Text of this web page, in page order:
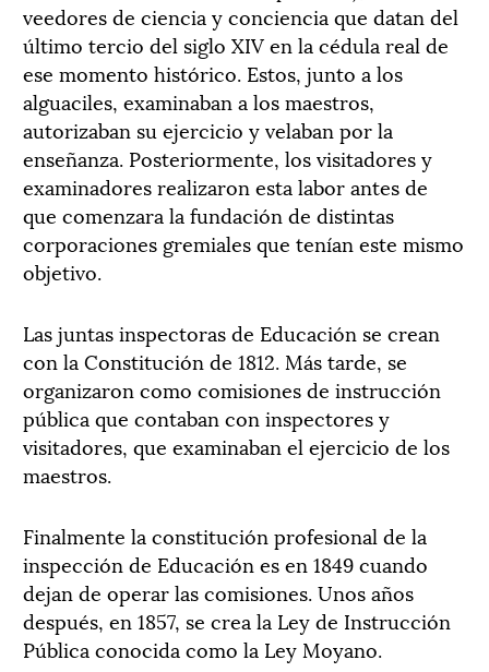
veedores de ciencia y conciencia que datan del
último tercio del siglo XIV en la cédula real de
ese momento histórico. Estos, junto a los
alguaciles, examinaban a los maestros,
autorizaban su ejercicio y velaban por la
enseñanza. Posteriormente, los visitadores y
examinadores realizaron esta labor antes de
que comenzara la fundación de distintas
corporaciones gremiales que tenían este mismo
objetivo.
Las juntas inspectoras de Educación se crean
con la Constitución de 1812. Más tarde, se
organizaron como comisiones de instrucción
pública que contaban con inspectores y
visitadores, que examinaban el ejercicio de los
maestros.
Finalmente la constitución profesional de la
inspección de Educación es en 1849 cuando
dejan de operar las comisiones. Unos años
después, en 1857, se crea la Ley de Instrucción
Pública conocida como la Ley Moyano.